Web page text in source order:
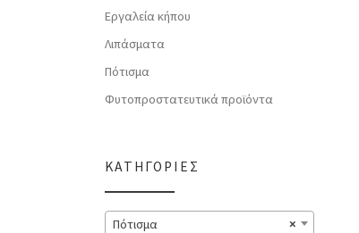
Εργαλεία κήπου
Λιπάσματα
Πότισμα
Φυτοπροστατευτικά προϊόντα
ΚΑΤΗΓΟΡΊΕΣ
×
Πότισμα